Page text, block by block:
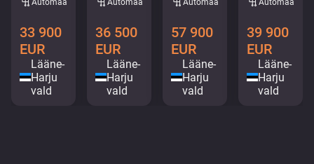
Automaat
33 900
EUR
Lääne-
Harju
vald
Automaat
36 500
EUR
Lääne-
Harju
vald
Automaat
57 900
EUR
Lääne-
Harju
vald
Automaat
39 900
EUR
Lääne-
Harju
vald